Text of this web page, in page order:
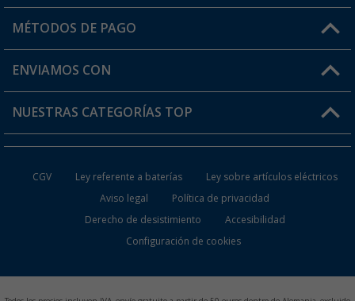
Mi cuenta
Tarjeta Berger Digital
FAQ y Contacto
Información de envío
¿Dónde está mi pedido?
MÉTODOS DE PAGO
ENVIAMOS CON
NUESTRAS CATEGORÍAS TOP
Muebles de Camping
CGV Ley referente a baterías
Ley sobre artículos eléctricos
Aviso legal
Política de privacidad
Derecho de desistimiento
Accesibilidad
Configuración de cookies